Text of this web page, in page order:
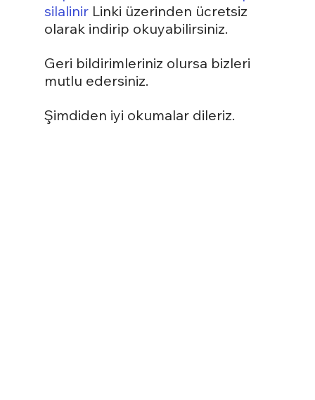
silalinir Linki üzerinden ücretsiz
olarak indirip okuyabilirsiniz.
Geri bildirimleriniz olursa bizleri
mutlu edersiniz.
Şimdiden iyi okumalar dileriz.